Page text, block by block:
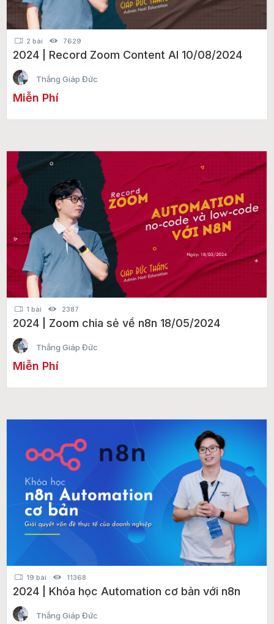
2 bài 7629
2024 | Record Zoom Content AI 10/08/2024
Thắng Giáp Đức
Miễn Phí
1 bài 2387
2024 | Zoom chia sẻ về n8n 18/05/2024
Thắng Giáp Đức
Miễn Phí
19 bài 11368
2024 | Khóa học Automation cơ bản với n8n
Thắng Giáp Đức